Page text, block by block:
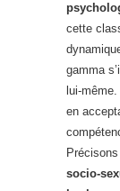
cette
gamma
lui-
en
socio-